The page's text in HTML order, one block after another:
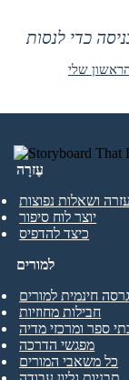
שלי
עֶזרָה
עזרה ושאלות נפוצות
יוצר לוח סיפור
כיצד להדפיס
למורים
גרסה חינמית למורים
חבילות מחוזיות
ספר ומרכזי מדיה
מפגשי הדרכה
כל משאבי המורים